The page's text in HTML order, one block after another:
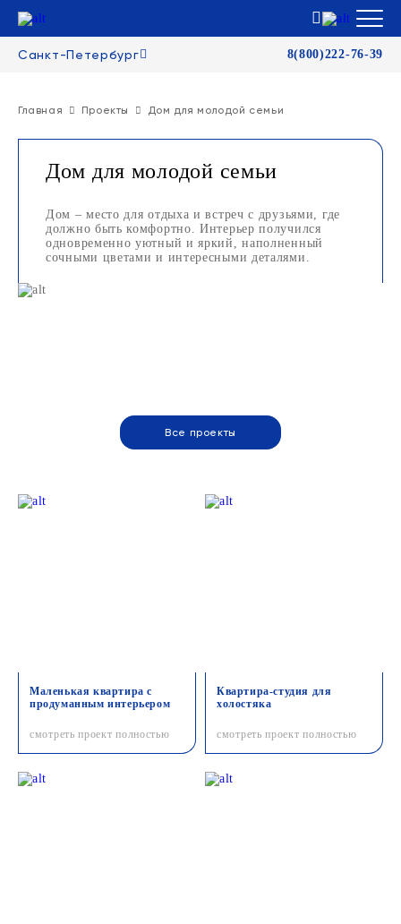
Санкт-Петербург 8(800)222-76-39
Главная Проекты Дом для молодой семьи
Дом для молодой семьи
Дом – место для отдыха и встреч с друзьями, где
должно быть комфортно. Интерьер получился
одновременно уютный и яркий, наполненный
сочными цветами и интересными деталями.
Все проекты
Маленькая квартира с
продуманным интерьером
смотреть проект полностью
Квартира-студия для
холостяка
смотреть проект полностью